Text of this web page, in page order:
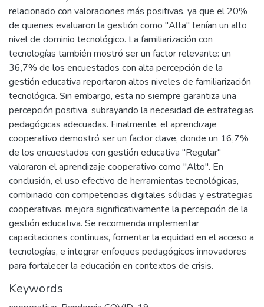
relacionado con valoraciones más positivas, ya que el 20%
de quienes evaluaron la gestión como "Alta" tenían un alto
nivel de dominio tecnológico. La familiarización con
tecnologías también mostró ser un factor relevante: un
36,7% de los encuestados con alta percepción de la
gestión educativa reportaron altos niveles de familiarización
tecnológica. Sin embargo, esta no siempre garantiza una
percepción positiva, subrayando la necesidad de estrategias
pedagógicas adecuadas. Finalmente, el aprendizaje
cooperativo demostró ser un factor clave, donde un 16,7%
de los encuestados con gestión educativa "Regular"
valoraron el aprendizaje cooperativo como "Alto". En
conclusión, el uso efectivo de herramientas tecnológicas,
combinado con competencias digitales sólidas y estrategias
cooperativas, mejora significativamente la percepción de la
gestión educativa. Se recomienda implementar
capacitaciones continuas, fomentar la equidad en el acceso a
tecnologías, e integrar enfoques pedagógicos innovadores
para fortalecer la educación en contextos de crisis.
Keywords